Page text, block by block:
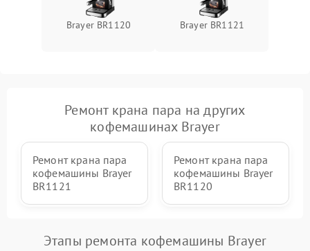
Brayer BR1120 Brayer BR1121
Ремонт крана пара на других
кофемашинах Brayer
Ремонт крана пара
кофемашины Brayer
BR1121
Ремонт крана пара
кофемашины Brayer
BR1120
Этапы ремонта кофемашины Brayer